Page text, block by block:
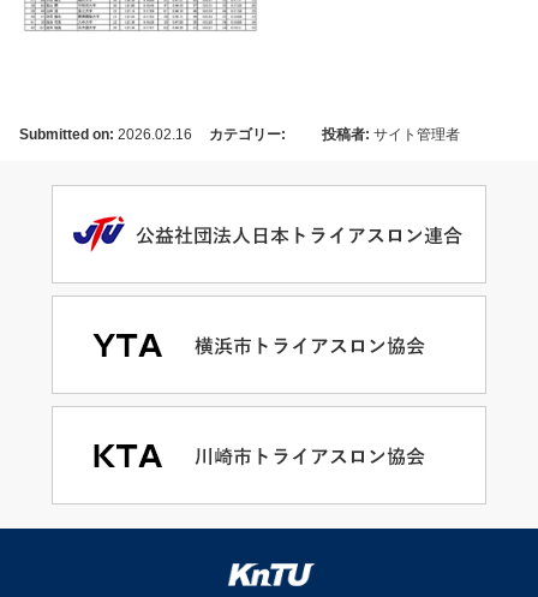
Submitted on: 2026.02.16 カテゴリー: 投稿者: サイト管理者